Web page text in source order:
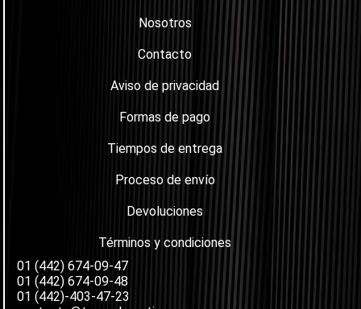
Nosotros
Contacto
Aviso de privacidad
Formas de pago
Tiempos de entrega
Proceso de envío
Devoluciones
Términos y condiciones
01 (442) 674-09-47
01 (442) 674-09-48
01 (442)-403-47-23